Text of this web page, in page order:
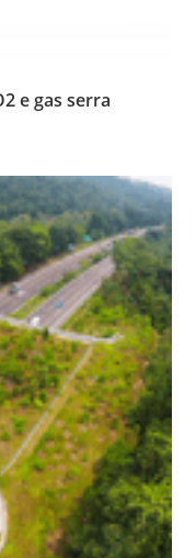
e gas serra